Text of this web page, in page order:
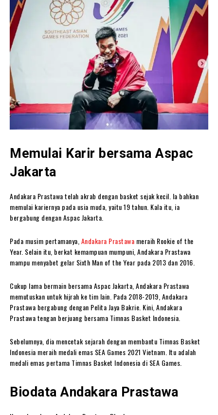
Memulai Karir bersama Aspac
Jakarta
Andakara Prastawa telah akrab dengan basket sejak kecil. Ia bahkan
memulai kariernya pada usia muda, yaitu 19 tahun. Kala itu, ia
bergabung dengan Aspac Jakarta.
Pada musim pertamanya, Andakara Prastawa meraih Rookie of the
Year. Selain itu, berkat kemampuan mumpuni, Andakara Prastawa
mampu menyabet gelar Sixth Man of the Year pada 2013 dan 2016.
Cukup lama bermain bersama Aspac Jakarta, Andakara Prastawa
memutuskan untuk hijrah ke tim lain. Pada 2018-2019, Andakara
Prastawa bergabung dengan Pelita Jaya Bakrie. Kini, Andakara
Prastawa tengan berjuang bersama Timnas Basket Indonesia.
Sebelumnya, dia mencetak sejarah dengan membantu Timnas Basket
Indonesia meraih medali emas SEA Games 2021 Vietnam. Itu adalah
medali emas pertama Timnas Basket Indonesia di SEA Games.
Biodata Andakara Prastawa